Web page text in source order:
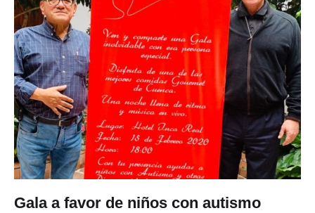
Gala a favor de niños con autismo